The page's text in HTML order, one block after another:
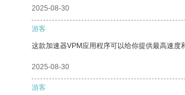
2025-08-30
游客
这款加速器VPM应用程序可以给你提供最高速度
2025-08-30
游客